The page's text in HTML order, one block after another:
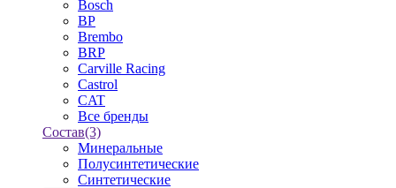
Bosch
BP
Brembo
BRP
Carville Racing
Castrol
CAT
Все бренды
Состав(3)
Минеральные
Полусинтетические
Синтетические